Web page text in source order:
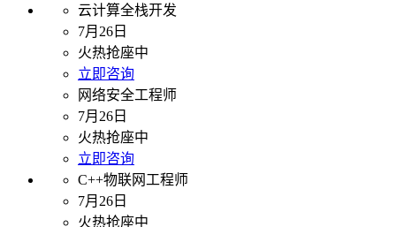
云计算全栈开发
7月26日
火热抢座中
立即咨询
网络安全工程师
7月26日
火热抢座中
立即咨询
C++物联网工程师
7月26日
火热抢座中